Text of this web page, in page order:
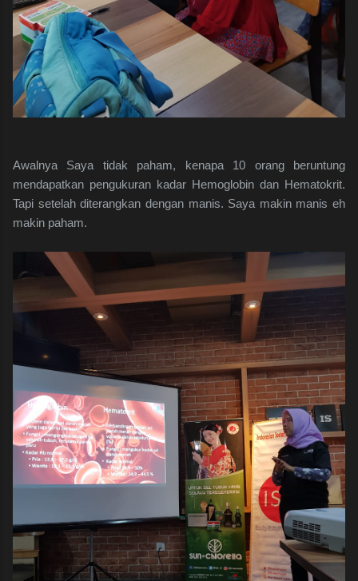
Awalnya Saya tidak paham, kenapa 10 orang beruntung
mendapatkan pengukuran kadar Hemoglobin dan Hematokrit.
Tapi setelah diterangkan dengan manis. Saya makin manis eh
makin paham.